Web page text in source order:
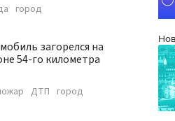
город
загорелся на
54-го километра
ДТП город